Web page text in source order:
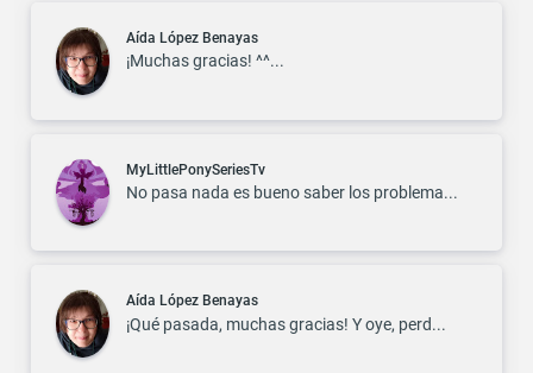
Aída López Benayas
¡Muchas gracias! ^^...
MyLittlePonySeriesTv
No pasa nada es bueno saber los problema...
Aída López Benayas
¡Qué pasada, muchas gracias! Y oye, perd...